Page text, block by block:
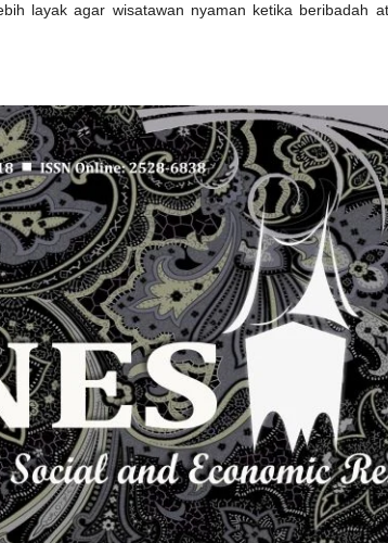
layak agar wisatawan nyaman ketika beribadah